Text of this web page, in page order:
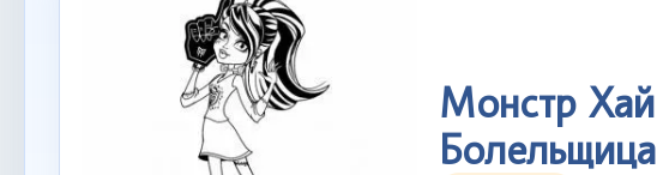
Монстр Хай
Болельщица